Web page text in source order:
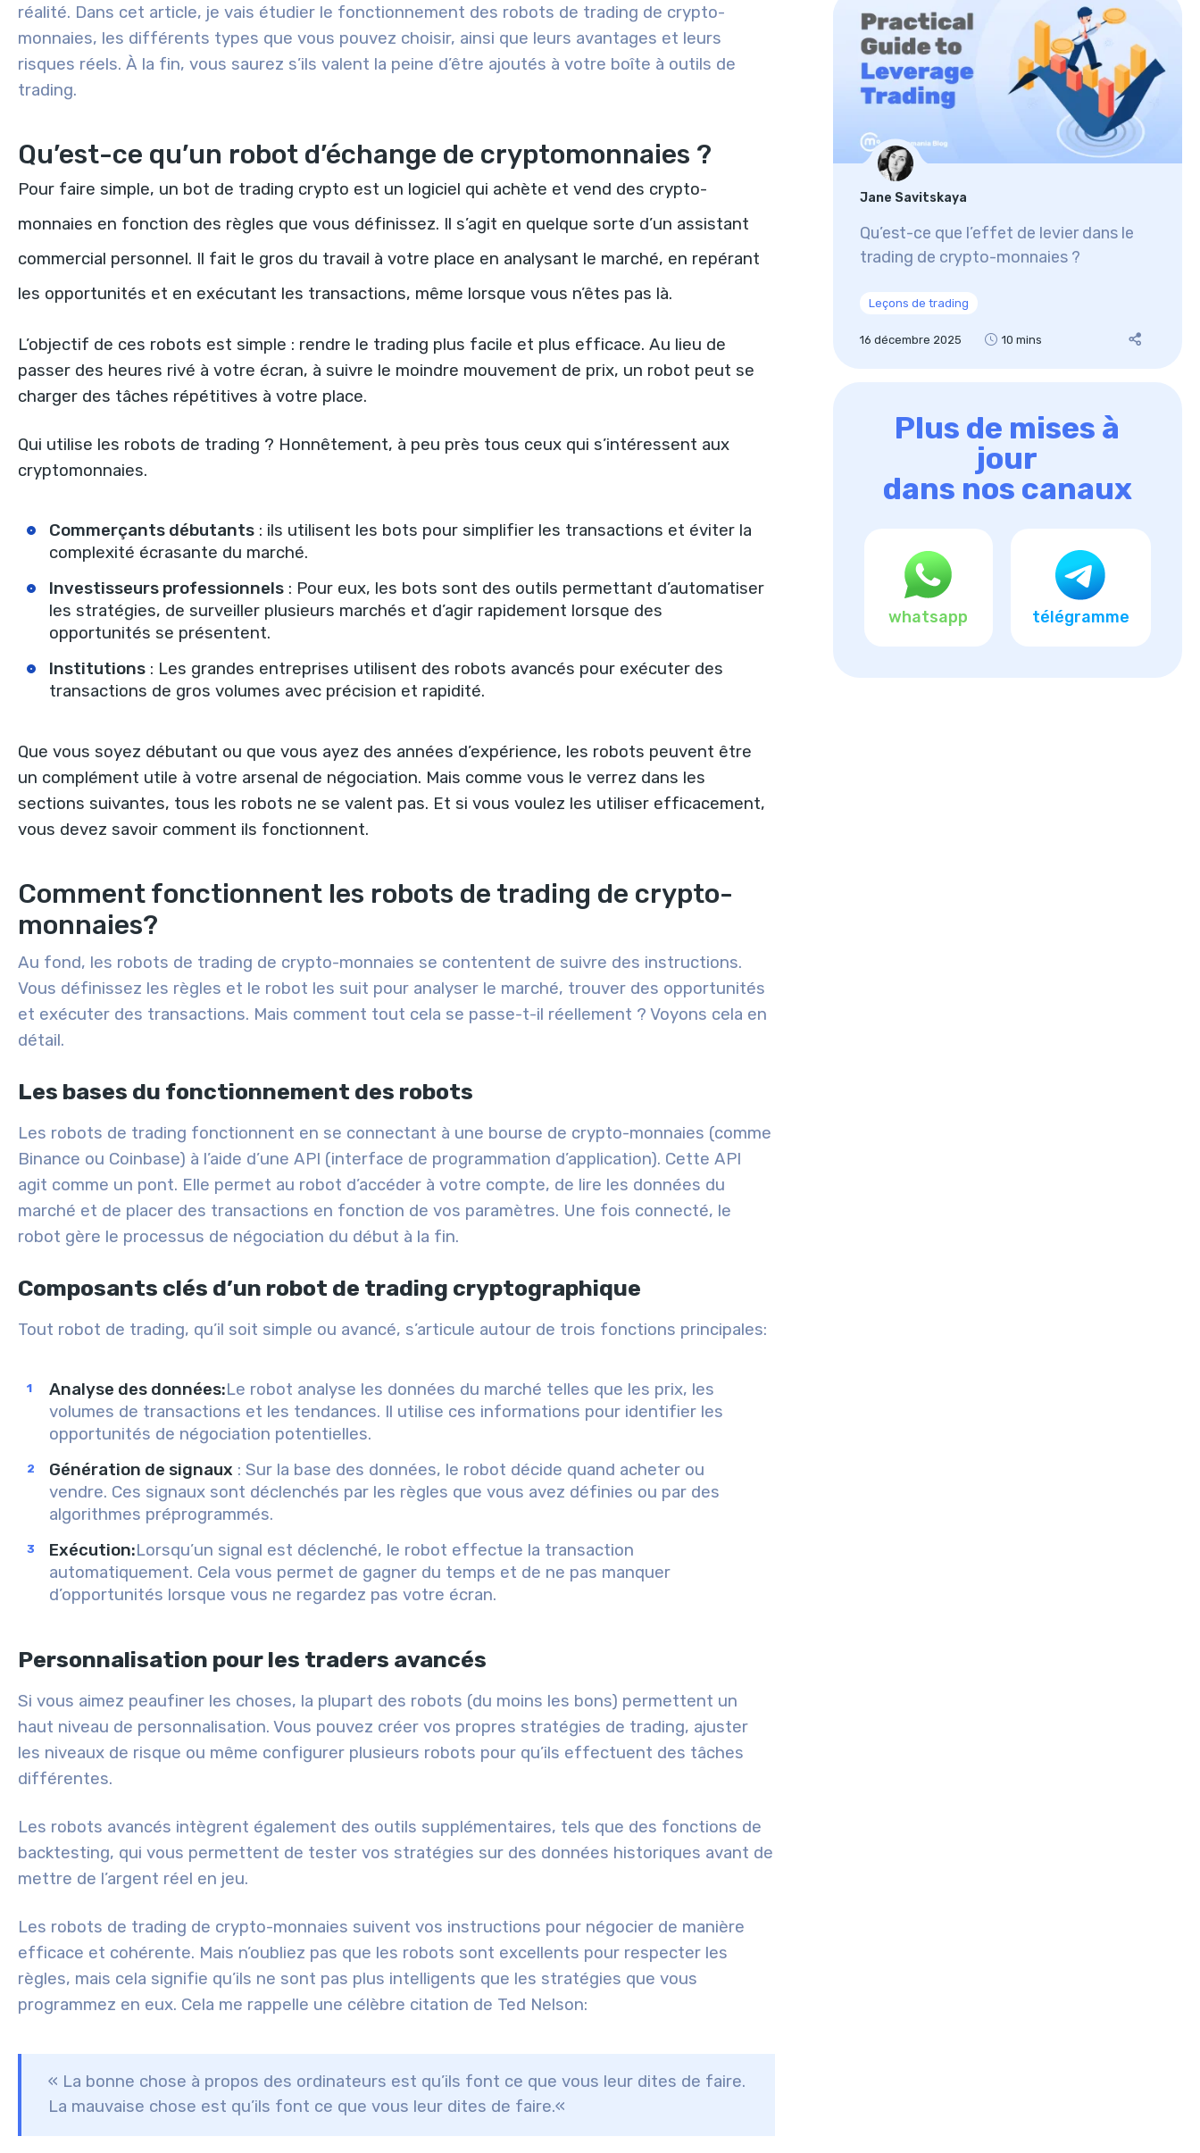
réalité. Dans cet article, je vais étudier le fonctionnement des robots de trading de crypto-
monnaies, les différents types que vous pouvez choisir, ainsi que leurs avantages et leurs
risques réels. À la fin, vous saurez s’ils valent la peine d’être ajoutés à votre boîte à outils de
trading.
Qu’est-ce qu’un robot d’échange de cryptomonnaies ?
Pour faire simple, un bot de trading crypto est un logiciel qui achète et vend des crypto-
monnaies en fonction des règles que vous définissez. Il s’agit en quelque sorte d’un assistant
commercial personnel. Il fait le gros du travail à votre place en analysant le marché, en repérant
les opportunités et en exécutant les transactions, même lorsque vous n’êtes pas là.
L’objectif de ces robots est simple : rendre le trading plus facile et plus efficace. Au lieu de
passer des heures rivé à votre écran, à suivre le moindre mouvement de prix, un robot peut se
charger des tâches répétitives à votre place.
Qui utilise les robots de trading ? Honnêtement, à peu près tous ceux qui s’intéressent aux
cryptomonnaies.
Commerçants débutants : ils utilisent les bots pour simplifier les transactions et éviter la
complexité écrasante du marché.
Investisseurs professionnels : Pour eux, les bots sont des outils permettant d’automatiser
les stratégies, de surveiller plusieurs marchés et d’agir rapidement lorsque des
opportunités se présentent.
Institutions : Les grandes entreprises utilisent des robots avancés pour exécuter des
transactions de gros volumes avec précision et rapidité.
Que vous soyez débutant ou que vous ayez des années d’expérience, les robots peuvent être
un complément utile à votre arsenal de négociation. Mais comme vous le verrez dans les
sections suivantes, tous les robots ne se valent pas. Et si vous voulez les utiliser efficacement,
vous devez savoir comment ils fonctionnent.
Comment fonctionnent les robots de trading de crypto-
monnaies?
Au fond, les robots de trading de crypto-monnaies se contentent de suivre des instructions.
Vous définissez les règles et le robot les suit pour analyser le marché, trouver des opportunités
et exécuter des transactions. Mais comment tout cela se passe-t-il réellement ? Voyons cela en
détail.
Les bases du fonctionnement des robots
Les robots de trading fonctionnent en se connectant à une bourse de crypto-monnaies (comme
Binance ou Coinbase) à l’aide d’une API (interface de programmation d’application). Cette API
agit comme un pont. Elle permet au robot d’accéder à votre compte, de lire les données du
marché et de placer des transactions en fonction de vos paramètres. Une fois connecté, le
robot gère le processus de négociation du début à la fin.
Composants clés d’un robot de trading cryptographique
Tout robot de trading, qu’il soit simple ou avancé, s’articule autour de trois fonctions principales:
Analyse des données:Le robot analyse les données du marché telles que les prix, les
volumes de transactions et les tendances. Il utilise ces informations pour identifier les
opportunités de négociation potentielles.
Génération de signaux : Sur la base des données, le robot décide quand acheter ou
vendre. Ces signaux sont déclenchés par les règles que vous avez définies ou par des
algorithmes préprogrammés.
Exécution:Lorsqu’un signal est déclenché, le robot effectue la transaction
automatiquement. Cela vous permet de gagner du temps et de ne pas manquer
d’opportunités lorsque vous ne regardez pas votre écran.
Personnalisation pour les traders avancés
Si vous aimez peaufiner les choses, la plupart des robots (du moins les bons) permettent un
haut niveau de personnalisation. Vous pouvez créer vos propres stratégies de trading, ajuster
les niveaux de risque ou même configurer plusieurs robots pour qu’ils effectuent des tâches
différentes.
Les robots avancés intègrent également des outils supplémentaires, tels que des fonctions de
backtesting, qui vous permettent de tester vos stratégies sur des données historiques avant de
mettre de l’argent réel en jeu.
Les robots de trading de crypto-monnaies suivent vos instructions pour négocier de manière
efficace et cohérente. Mais n’oubliez pas que les robots sont excellents pour respecter les
règles, mais cela signifie qu’ils ne sont pas plus intelligents que les stratégies que vous
programmez en eux. Cela me rappelle une célèbre citation de Ted Nelson:
« La bonne chose à propos des ordinateurs est qu’ils font ce que vous leur dites de faire.
La mauvaise chose est qu’ils font ce que vous leur dites de faire.«
Jane Savitskaya
Qu’est-ce que l’effet de levier dans le
trading de crypto-monnaies ?
Leçons de trading
16 décembre 2025 10 mins
Plus de mises à
jour
dans nos canaux
whatsapp télégramme